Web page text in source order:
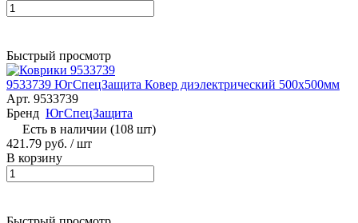
Быстрый просмотр
9533739 ЮгСпецЗащита Ковер диэлектрический 500х500мм
Арт. 9533739
Бренд ЮгСпецЗащита
Есть в наличии (108 шт)
421.79 руб. / шт
В корзину